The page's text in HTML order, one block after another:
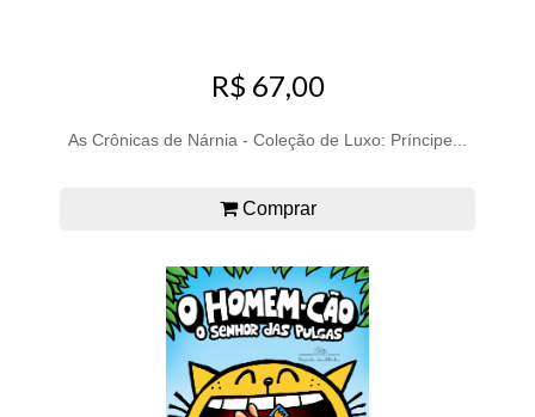
R$ 67,00
As Crônicas de Nárnia - Coleção de Luxo: Príncipe...
Comprar